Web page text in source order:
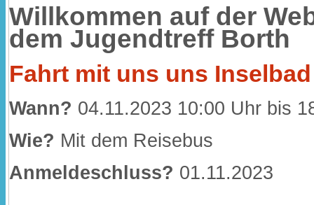
Willkommen auf der
dem Jugendtreff Borth
Fahrt mit uns uns
Wann? 04.11.2023 10:00 Uhr bis
Wie? Mit dem Reisebus
Anmeldeschluss? 01.11.2023